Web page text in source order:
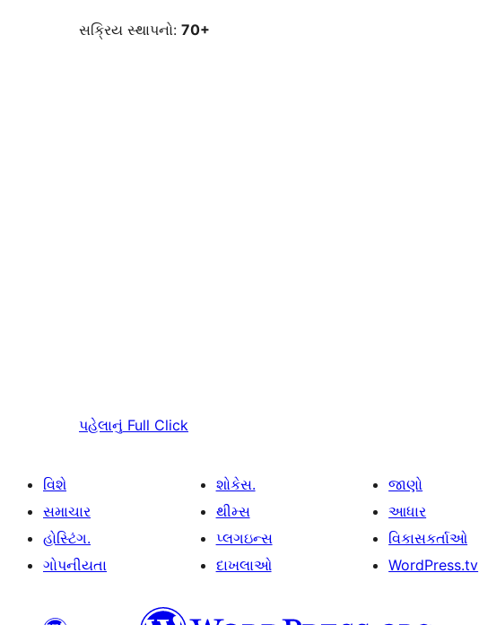
સક્રિય સ્થાપનો: 70+
પહેલાનું Full Click
વિશે
સમાચાર
હોસ્ટિંગ.
ગોપનીયતા
શોકેસ.
થીમ્સ
પ્લગઇન્સ
દાખલાઓ
જાણો
આધાર
વિકાસકર્તાઓ
WordPress.tv